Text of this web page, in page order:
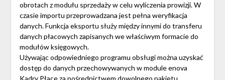
obrotach z modułu sprzedaży w celu wyliczenia prowizji. W
czasie importu przeprowadzana jest pełna weryfikacja
danych. Funkcja eksportu służy między innymi do transferu
danych płacowych zapisanych we właściwym formacie do
modułów księgowych.
Używając odpowiedniego programu obsługi można uzyskać
dostęp do danych przechowywanych w module enova